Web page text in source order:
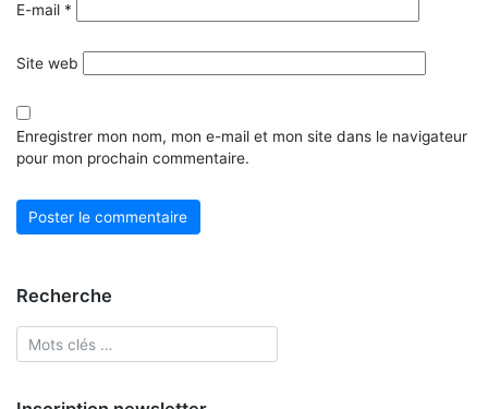
E-mail *
Site web
Enregistrer mon nom, mon e-mail et mon site dans le navigateur
pour mon prochain commentaire.
Recherche